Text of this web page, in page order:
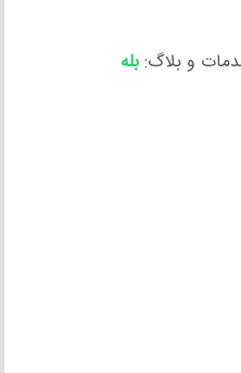
و بلاگ:بله